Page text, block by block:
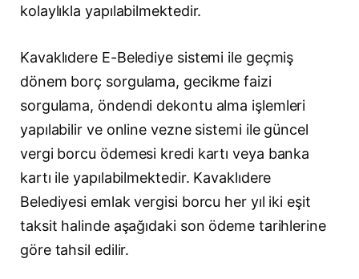
kolaylıkla yapılabilmektedir.
Kavaklıdere E-Belediye sistemi ile geçmiş
dönem borç sorgulama, gecikme faizi
sorgulama, öndendi dekontu alma işlemleri
yapılabilir ve online vezne sistemi ile güncel
vergi borcu ödemesi kredi kartı veya banka
kartı ile yapılabilmektedir. Kavaklıdere
Belediyesi emlak vergisi borcu her yıl iki eşit
taksit halinde aşağıdaki son ödeme tarihlerine
göre tahsil edilir.